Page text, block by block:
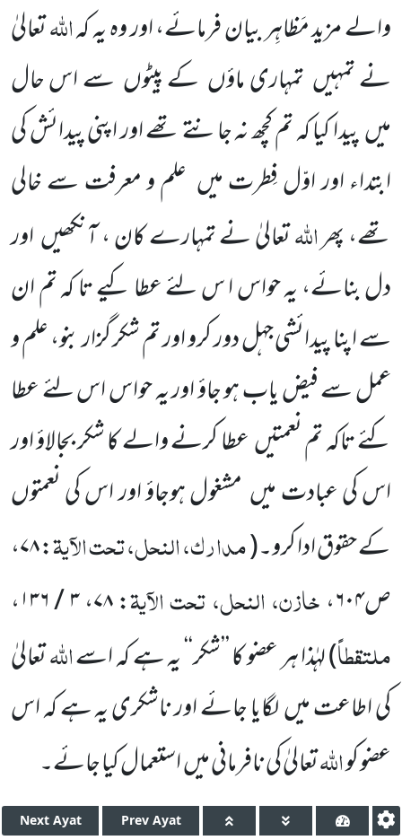
والے مزید مَظاہِر بیان فرمائے، اور وہ یہ کہاللّٰہتعالیٰ
نے تمہیں تمہاری ماؤں کے پیٹوں سے اس حال
میںپیدا کیا کہ تم کچھ نہ جانتے تھے اور اپنی پیدائش کی
ابتداء اور اوّل فِطرت میں علم و معرفت سے خالی
تھے، پھراللّٰہتعالیٰ نے تمہارے کان ، آنکھیںاور
دل بنائے، یہ حواس ا س لئے عطا کیے تا کہ تم ان
سے اپنا پیدائشی جہل دور کرو اور تم شکر گزار بنو، علم و
عمل سے فیض یاب ہو جاؤ اور یہ حواس اس لئے عطا
کئے تاکہ تم نعمتیںعطا کرنے والے کا شکر بجالاؤ اور
اس کی عبادت میں مشغول ہوجاؤ اور اس کی نعمتوں
کے حقوق ادا کرو۔(مدارک، النحل، تحت الآیۃ
: ۷۸،
ص۶۰۴،
خازن، النحل، تحت الآیۃ: ۷۸، ۳ / ۱۳۶،
ملتقطاً)لہٰذا ہر عضو کا ’’شکر‘‘ یہ ہے کہ اسےاللّٰہتعالیٰ
کی اطاعت میںلگایا جائے اور ناشکری یہ ہے کہ اس
عضو کواللّٰہتعالیٰ کی نافرمانی میںاستعمال کیا جائے۔
Next Ayat Prev Ayat